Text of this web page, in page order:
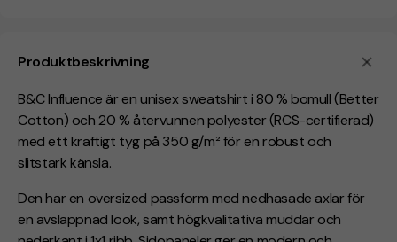
Produktbeskrivning
B&C Influence är en unisex sweatshirt i 80 % bomull (Better
Cotton) och 20 % återvunnen polyester (RCS-certifierad)
med ett kraftigt tyg på 350 g/m² för en robust och
slitstark känsla.
Den har en oversized passform med nedhasade axlar för
en avslappnad look, samt högkvalitativa muddar och